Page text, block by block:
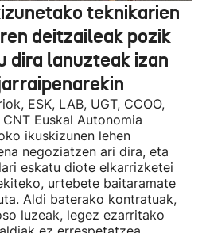
teknikarien
deitzaileak pozik
dira lanuzteak izan
ESK, LAB, UGT, CCOO,
Euskal Autonomia
ikuskizunen lehen
negoziatzen ari dira, eta
eskatu diote elkarrizketei
urtebete baitaramate
Aldi baterako kontratuak,
luzeak, legez ezarritako